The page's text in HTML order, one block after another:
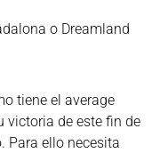
o Dreamland
tiene el average
victoria de este fin de
Para ello necesita